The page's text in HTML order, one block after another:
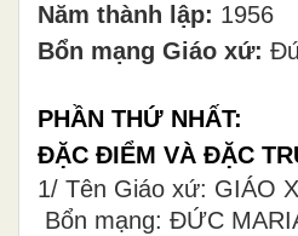
Năm thành lập: 1956
Bổn mạng Giáo xứ:
PHẦN THỨ NHẤT:
ĐẶC ĐIỂM VÀ ĐẶC
1/ Tên Giáo xứ: GIÁO
Bổn mạng: ĐỨC